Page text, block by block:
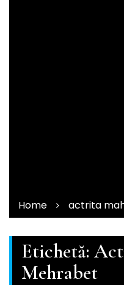
Home actrita
Etichetă:
Mehrabet